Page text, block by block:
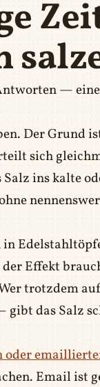
—
Der Grund
sich
ins kalte
in
Effekt
trotzdem
gibt das Salz
oder
Email ist